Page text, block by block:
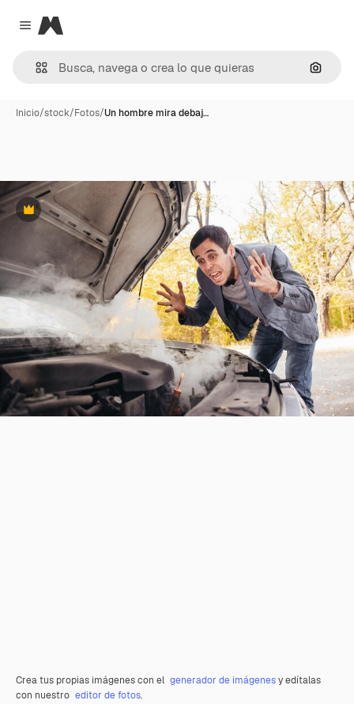
Close menu
Magnific
Inicio/stock/Fotos/Un hombre mira debaj…
Premium
Crea tus propias imágenes con el generador de imágenesy edítalas
con nuestro editor de fotos.